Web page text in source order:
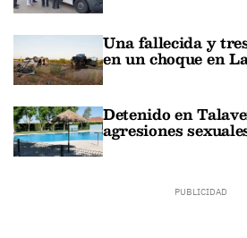
Una fallecida y
en un choque en
Detenido en
agresiones